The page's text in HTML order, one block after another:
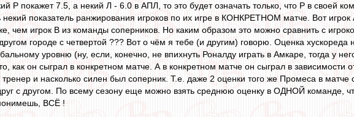
Р покажет 7.5, а некий Л - 6.0 в АПЛ, то это будет означать только, что Р в своей
показатель ранжирования игроков по их игре в КОНКРЕТНОМ матче. Вот
чем игрок В из команды соперников. Но каким образом это можно сравнить с
городе с четвертой ??? Вот о чём я тебе (и другим) говорю. Оценка хускореда
уровню (ну, если, конечно, не впихнуть Роналду играть в Амкаре, тогда у
как он сыграл в конкретном матче. А в конкретном матче он сыграл в зависимости
тренер и насколько силен был соперник. Т.е. даже 2 оценки того же Промеса в матче
с другом. По всему сезону еще можно взять среднюю оценку в ОДНОЙ команде,
ВСЁ !